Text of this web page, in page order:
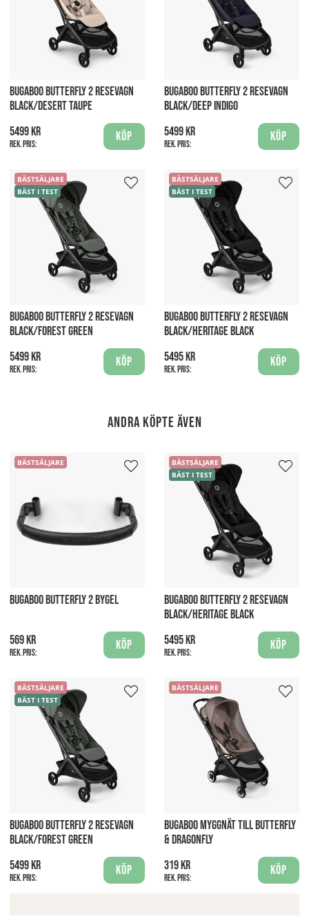
BUGABOO BUTTERFLY 2 RESEVAGN
BLACK/DESERT TAUPE
5499 kr
Rek. pris:
Köp
BUGABOO BUTTERFLY 2 RESEVAGN
BLACK/DEEP INDIGO
5499 kr
Rek. pris:
Köp
BÄSTSÄLJARE
BÄST I TEST
BUGABOO BUTTERFLY 2 RESEVAGN
BLACK/FOREST GREEN
5499 kr
Rek. pris:
Köp
BÄSTSÄLJARE
BÄST I TEST
BUGABOO BUTTERFLY 2 RESEVAGN
BLACK/HERITAGE BLACK
5495 kr
Rek. pris:
Köp
Andra köpte även
BÄSTSÄLJARE
BUGABOO BUTTERFLY 2 BYGEL
569 kr
Rek. pris:
Köp
BÄSTSÄLJARE
BÄST I TEST
BUGABOO BUTTERFLY 2 RESEVAGN
BLACK/HERITAGE BLACK
5495 kr
Rek. pris:
Köp
BÄSTSÄLJARE
BÄST I TEST
BUGABOO BUTTERFLY 2 RESEVAGN
BLACK/FOREST GREEN
5499 kr
Rek. pris:
Köp
BÄSTSÄLJARE
BUGABOO MYGGNÄT TILL BUTTERFLY
& DRAGONFLY
319 kr
Rek. pris:
Köp